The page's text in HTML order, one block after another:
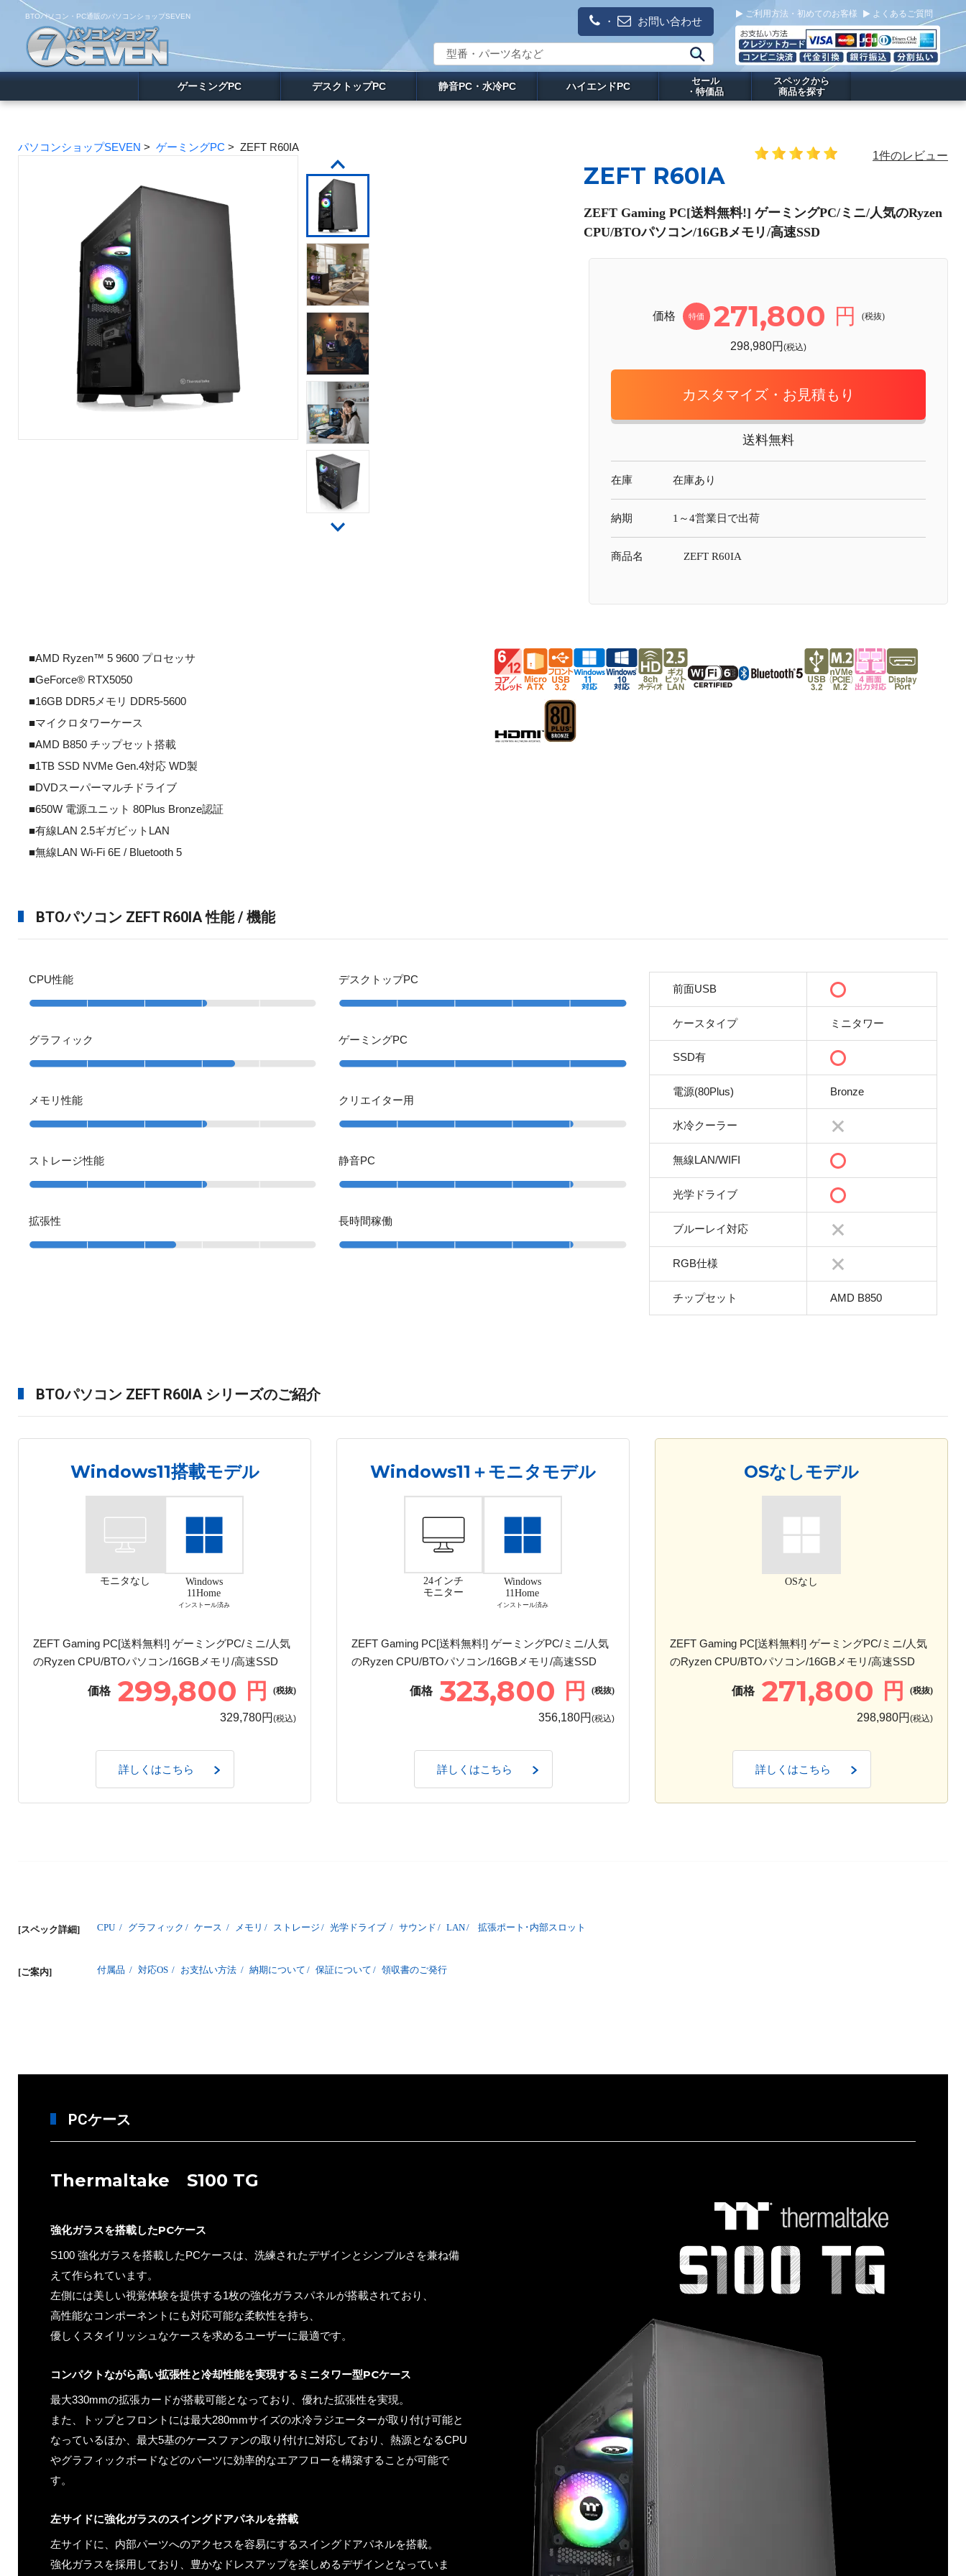
BTOパソコン・PC通販のパソコンショップSEVEN ・ お問い合わせ
ご利用方法・初めてのお客様 よくあるご質問
ゲーミングPC デスクトップPC 静音PC・水冷PC ハイエンドPC
セール
・特価品
スペックから
商品を探す
パソコンショップSEVEN > ゲーミングPC > ZEFT R60IA
ZEFT R60IA
1件のレビュー
ZEFT Gaming PC[送料無料!] ゲーミングPC/ミニ/人気のRyzen
CPU/BTOパソコン/16GBメモリ/高速SSD
価格 特価 271,800 円 (税抜)
298,980円 (税込)
カスタマイズ・お見積もり
送料無料
在庫 在庫あり
納期 1～4営業日で出荷
商品名 ZEFT R60IA
■AMD Ryzen™ 5 9600 プロセッサ
■GeForce® RTX5050
■16GB DDR5メモリ DDR5-5600
■マイクロタワーケース
■AMD B850 チップセット搭載
■1TB SSD NVMe Gen.4対応 WD製
■DVDスーパーマルチドライブ
■650W 電源ユニット 80Plus Bronze認証
■有線LAN 2.5ギガビットLAN
■無線LAN Wi-Fi 6E / Bluetooth 5
BTOパソコン ZEFT R60IA 性能 / 機能
CPU性能
グラフィック
メモリ性能
ストレージ性能
拡張性
デスクトップPC
ゲーミングPC
クリエイター用
静音PC
長時間稼働
前面USB
ケースタイプ ミニタワー
SSD有
電源(80Plus) Bronze
水冷クーラー
無線LAN/WIFI
光学ドライブ
ブルーレイ対応
RGB仕様
チップセット AMD B850
BTOパソコン ZEFT R60IA シリーズのご紹介
Windows11搭載モデル
モニタなし
Windows
11Home
インストール済み
ZEFT Gaming PC[送料無料!] ゲーミングPC/ミニ/人気
のRyzen CPU/BTOパソコン/16GBメモリ/高速SSD
価格 299,800 円 (税抜)
329,780円 (税込)
詳しくはこちら
Windows11＋モニタモデル
24インチ
モニター
Windows
11Home
インストール済み
ZEFT Gaming PC[送料無料!] ゲーミングPC/ミニ/人気
のRyzen CPU/BTOパソコン/16GBメモリ/高速SSD
価格 323,800 円 (税抜)
356,180円 (税込)
詳しくはこちら
OSなしモデル
OSなし
ZEFT Gaming PC[送料無料!] ゲーミングPC/ミニ/人気
のRyzen CPU/BTOパソコン/16GBメモリ/高速SSD
価格 271,800 円 (税抜)
298,980円 (税込)
詳しくはこちら
[スペック詳細] CPU / グラフィック / ケース / メモリ / ストレージ / 光学ドライブ / サウンド / LAN/ 拡張ポート･内部スロット
[ご案内] 付属品 / 対応OS / お支払い方法 / 納期について / 保証について / 領収書のご発行
PCケース
Thermaltake S100 TG
強化ガラスを搭載したPCケース
S100 強化ガラスを搭載したPCケースは、洗練されたデザインとシンプルさを兼ね備
えて作られています。
左側には美しい視覚体験を提供する1枚の強化ガラスパネルが搭載されており、
高性能なコンポーネントにも対応可能な柔軟性を持ち、
優しくスタイリッシュなケースを求めるユーザーに最適です。
コンパクトながら高い拡張性と冷却性能を実現するミニタワー型PCケース
最大330mmの拡張カードが搭載可能となっており、優れた拡張性を実現。
また、トップとフロントには最大280mmサイズの水冷ラジエーターが取り付け可能と
なっているほか、最大5基のケースファンの取り付けに対応しており、熱源となるCPU
やグラフィックボードなどのパーツに効率的なエアフローを構築することが可能で
す。
左サイドに強化ガラスのスイングドアパネルを搭載
左サイドに、内部パーツへのアクセスを容易にするスイングドアパネルを搭載。
強化ガラスを採用しており、豊かなドレスアップを楽しめるデザインとなっていま